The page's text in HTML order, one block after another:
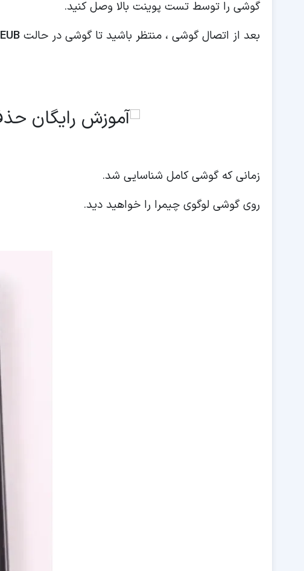
گوشی را توسط تست پوینت بالا وصل کنید.
بعد از اتصال گوشی ، منتظر باشید تا گوشی در حالتEUB
زمانی که گوشی کامل شناسایی شد.
روی گوشی لوگوی چیمرا را خواهید دید.